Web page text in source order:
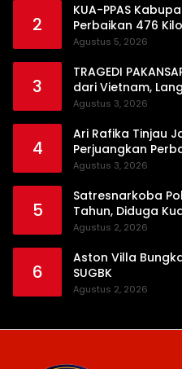
2
KUA-PPAS
Perbaikan 476
Prioritas
Agustus 5, 2026
3
TRAGEDI
dari Vietnam,
Ujung Tanduk
Agustus 3, 2026
4
Ari Rafika Tinjau
Perjuangkan
Agustus 3, 2026
5
Satresnarkoba
Tahun, Diduga
Kubung
Agustus 2, 2026
6
Aston Villa
SUGBK
Agustus 2, 2026